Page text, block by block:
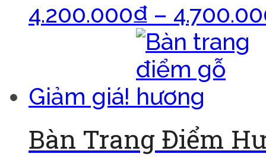
4.200.000₫ –
Giảm giá!
Bàn Trang Điểm